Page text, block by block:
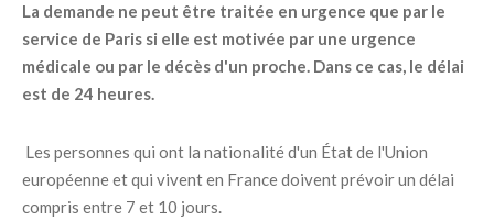
La demande ne peut être traitée en urgence que par le
service de Paris si elle est motivée par une urgence
médicale ou par le décès d'un proche. Dans ce cas, le délai
est de 24 heures.
Les personnes qui ont la nationalité d'un État de l'Union
européenne et qui vivent en France doivent prévoir un délai
compris entre 7 et 10 jours.